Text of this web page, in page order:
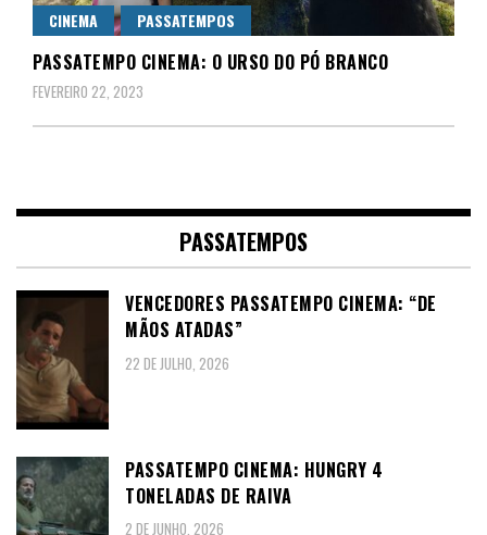
CINEMA PASSATEMPOS
PASSATEMPO CINEMA: O URSO DO PÓ BRANCO
FEVEREIRO 22, 2023
PASSATEMPOS
VENCEDORES PASSATEMPO CINEMA: “DE
MÃOS ATADAS”
22 DE JULHO, 2026
PASSATEMPO CINEMA: HUNGRY 4
TONELADAS DE RAIVA
2 DE JUNHO, 2026